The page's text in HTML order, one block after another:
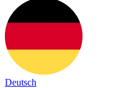
Deutsch